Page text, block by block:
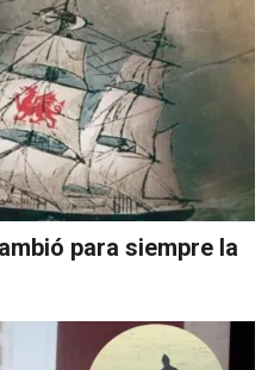
para siempre la